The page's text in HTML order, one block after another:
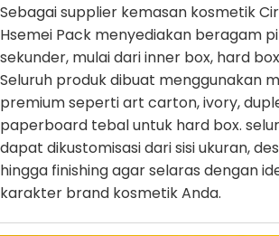
Sebagai supplier kemasan kosmetik
Hsemei Pack menyediakan beragam
sekunder, mulai dari inner box, hard
Seluruh produk dibuat menggunakan
premium seperti art carton, ivory,
paperboard tebal untuk hard box.
dapat dikustomisasi dari sisi ukuran,
hingga finishing agar selaras dengan
karakter brand kosmetik Anda.